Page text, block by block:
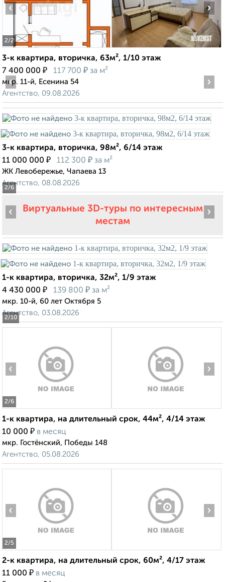
2/2
‹ ›
3-к квартира, вторичка, 63м², 1/10 этаж
7 400 000 ₽ 117 700 ₽ за м²
мкр. 11-й, Есенина 54
Агентство, 09.08.2026
2/6
‹ ›
3-к квартира, вторичка, 98м², 6/14 этаж
11 000 000 ₽ 112 300 ₽ за м²
ЖК Левобережье, Чапаева 13
Агентство, 08.08.2026
Виртуальные 3D-туры по интересным
местам
2/10
‹ ›
1-к квартира, вторичка, 32м², 1/9 этаж
4 430 000 ₽ 139 800 ₽ за м²
мкр. 10-й, 60 лет Октября 5
Агентство, 03.08.2026
2/6
‹ ›
1-к квартира, на длительный срок, 44м², 4/14 этаж
10 000 ₽ в месяц
мкр. Гостёнский, Победы 148
Агентство, 05.08.2026
2/5
‹ ›
2-к квартира, на длительный срок, 60м², 4/17 этаж
11 000 ₽ в месяц